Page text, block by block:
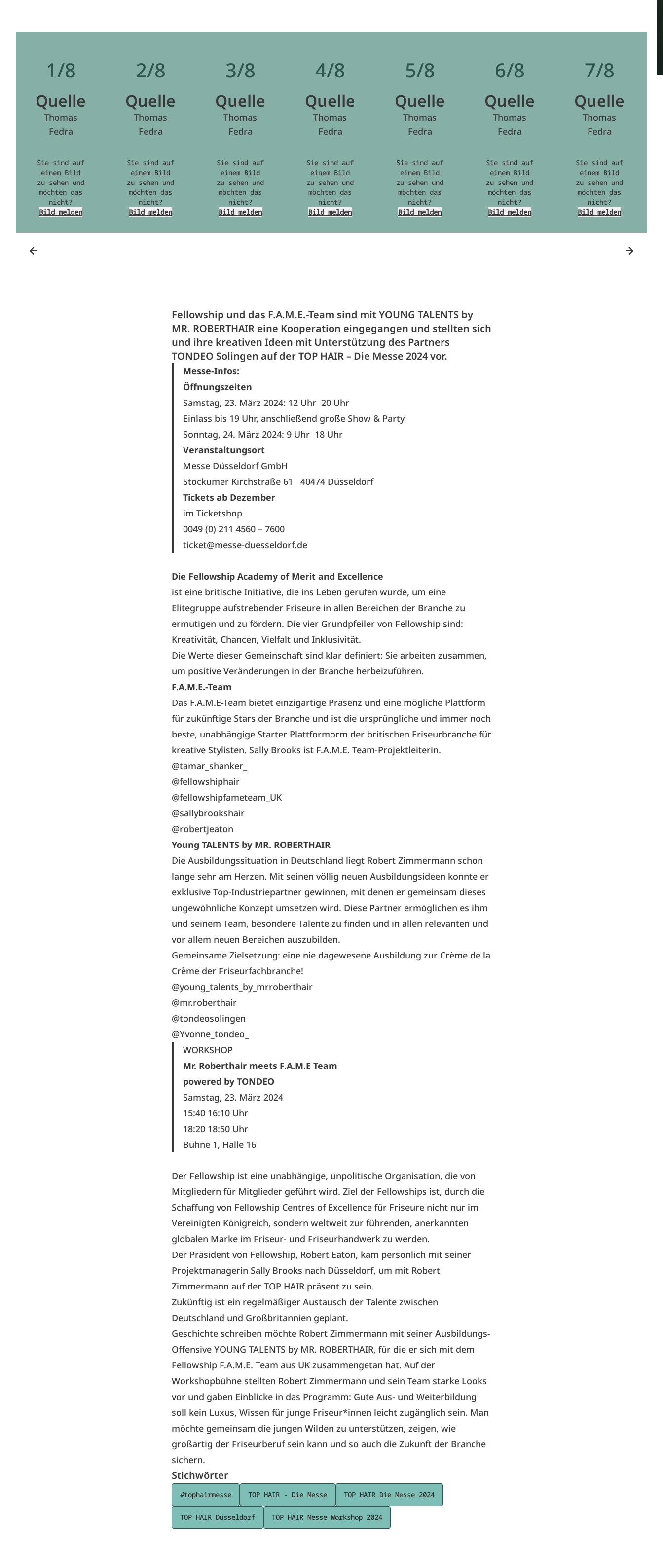
1/8
Quelle
Thomas
Fedra
Sie sind auf
einem Bild
zu sehen und
möchten das
nicht?
Bild melden
2/8
Quelle
Thomas
Fedra
Sie sind auf
einem Bild
zu sehen und
möchten das
nicht?
Bild melden
3/8
Quelle
Thomas
Fedra
Sie sind auf
einem Bild
zu sehen und
möchten das
nicht?
Bild melden
4/8
Quelle
Thomas
Fedra
Sie sind auf
einem Bild
zu sehen und
möchten das
nicht?
Bild melden
5/8
Quelle
Thomas
Fedra
Sie sind auf
einem Bild
zu sehen und
möchten das
nicht?
Bild melden
6/8
Quelle
Thomas
Fedra
Sie sind auf
einem Bild
zu sehen und
möchten das
nicht?
Bild melden
7/8
Quelle
Thomas
Fedra
Sie sind auf
einem Bild
zu sehen und
möchten das
nicht?
Bild melden
Fellowship und das F.A.M.E.-Team sind mit YOUNG TALENTS by
MR. ROBERTHAIR eine Kooperation eingegangen und stellten sich
und ihre kreativen Ideen mit Unterstützung des Partners
TONDEO Solingen ​​​​​​​auf der TOP HAIR – Die Messe 2024 vor.
Messe-Infos:
Öffnungszeiten
Samstag, 23. März 2024: 12 Uhr 20 Uhr
Einlass bis 19 Uhr, anschließend große Show & Party
Sonntag, 24. März 2024: 9 Uhr 18 Uhr
Veranstaltungsort
Messe Düsseldorf GmbH
Stockumer Kirchstraße 61 40474 Düsseldorf
Tickets ab Dezember
im Ticketshop
0049 (0) 211 4560 – 7600
ticket@messe-duesseldorf.de
Die Fellowship Academy of Merit and Excellence
ist eine britische Initiative, die ins Leben gerufen wurde, um eine
Elitegruppe aufstrebender Friseure in allen Bereichen der Branche zu
ermutigen und zu fördern. Die vier Grundpfeiler von Fellowship sind:
Kreativität, Chancen, Vielfalt und Inklusivität.
Die Werte dieser Gemeinschaft sind klar definiert: Sie arbeiten zusammen,
um positive Veränderungen in der Branche herbeizuführen.
F.A.M.E.-Team
Das F.A.M.E-Team bietet einzigartige Präsenz und eine mögliche Plattform
für zukünftige Stars der Branche und ist die ursprüngliche und immer noch
beste, unabhängige Starter Plattformorm der britischen Friseurbranche für
kreative Stylisten. Sally Brooks ist F.A.M.E. Team-Projektleiterin.
@tamar_shanker_
@fellowshiphair
@fellowshipfameteam_UK
@sallybrookshair
@robertjeaton
Young TALENTS by MR. ROBERTHAIR
Die Ausbildungssituation in Deutschland liegt Robert Zimmermann schon
lange sehr am Herzen. Mit seinen völlig neuen Ausbildungsideen konnte er
exklusive Top-Industriepartner gewinnen, mit denen er gemeinsam dieses
ungewöhnliche Konzept umsetzen wird. Diese Partner ermöglichen es ihm
und seinem Team, besondere Talente zu finden und in allen relevanten und
vor allem neuen Bereichen auszubilden.
Gemeinsame Zielsetzung: eine nie dagewesene Ausbildung zur Crème de la
Crème der Friseurfachbranche!
@young_talents_by_mrroberthair
@mr.roberthair
@tondeosolingen
@Yvonne_tondeo_
WORKSHOP
Mr. Roberthair meets F.A.M.E Team
powered by TONDEO
Samstag, 23. März 2024
15:40 16:10 Uhr
18:20 18:50 Uhr
Bühne 1, Halle 16
Der Fellowship ist eine unabhängige, unpolitische Organisation, die von
Mitgliedern für Mitglieder geführt wird. Ziel der Fellowships ist, durch die
Schaffung von Fellowship Centres of Excellence für Friseure nicht nur im
Vereinigten Königreich, sondern weltweit zur führenden, anerkannten
globalen Marke im Friseur- und Friseurhandwerk zu werden.
Der Präsident von Fellowship, Robert Eaton, kam persönlich mit seiner
Projektmanagerin Sally Brooks nach Düsseldorf, um mit Robert
Zimmermann auf der TOP HAIR präsent zu sein.
Zukünftig ist ein regelmäßiger Austausch der Talente zwischen
Deutschland und Großbritannien geplant.
Geschichte schreiben möchte Robert Zimmermann mit seiner Ausbildungs-
Offensive YOUNG TALENTS by MR. ROBERTHAIR, für die er sich mit dem
Fellowship F.A.M.E. Team aus UK zusammengetan hat. Auf der
Workshopbühne stellten Robert Zimmermann und sein Team starke Looks
vor und gaben Einblicke in das Programm: Gute Aus- und Weiterbildung
soll kein Luxus, Wissen für junge Friseur*innen leicht zugänglich sein. Man
möchte gemeinsam die jungen Wilden zu unterstützen, zeigen, wie
großartig der Friseurberuf sein kann und so auch die Zukunft der Branche
sichern.
Stichwörter
#tophairmesse TOP HAIR - Die Messe TOP HAIR Die Messe 2024
TOP HAIR Düsseldorf TOP HAIR Messe Workshop 2024